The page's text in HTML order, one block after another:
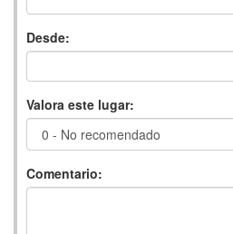
Desde:
Valora este lugar:
Comentario: